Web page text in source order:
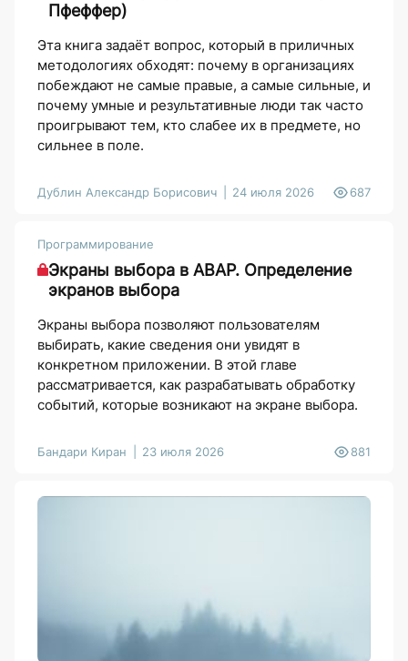
Пфеффер)
Эта книга задаёт вопрос, который в приличных
методологиях обходят: почему в организациях
побеждают не самые правые, а самые сильные, и
почему умные и результативные люди так часто
проигрывают тем, кто слабее их в предмете, но
сильнее в поле.
Дублин Александр Борисович 24 июля 2026 687
Программирование
Экраны выбора в ABAP. Определение
экранов выбора
Экраны выбора позволяют пользователям
выбирать, какие сведения они увидят в
конкретном приложении. В этой главе
рассматривается, как разрабатывать обработку
событий, которые возникают на экране выбора.
Бандари Киран 23 июля 2026 881